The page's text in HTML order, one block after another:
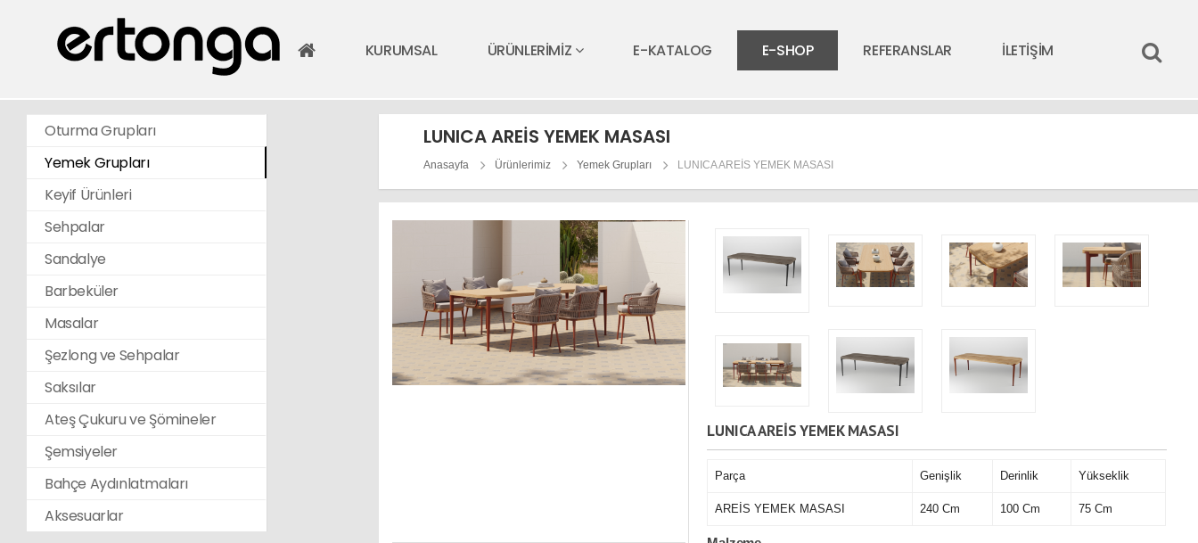
KURUMSAL ÜRÜNLERİMİZ E-KATALOG E-SHOP REFERANSLAR İLETİŞİM
Oturma Grupları
Yemek Grupları
Keyif Ürünleri
Sehpalar
Sandalye
Barbeküler
Masalar
Şezlong ve Sehpalar
Saksılar
Ateş Çukuru ve Şömineler
Şemsiyeler
Bahçe Aydınlatmaları
Aksesuarlar
LUNICA AREİS YEMEK MASASI
Anasayfa Ürünlerimiz Yemek Grupları LUNICA AREİS YEMEK MASASI
LUNICA AREİS YEMEK MASASI
Parça Genişlik Derinlik Yükseklik
AREİS YEMEK MASASI 240 Cm 100 Cm 75 Cm